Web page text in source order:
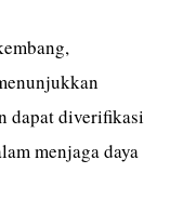
dapat diverifikasi
menjaga daya